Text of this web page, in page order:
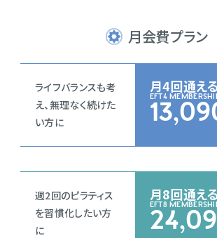
月会費プラン
ライフバランスも考
え、無理なく続けた
い方に
月4回通え
EFT4
週2回のピラティス
を習慣化したい方
に
月8回通え
EFT8